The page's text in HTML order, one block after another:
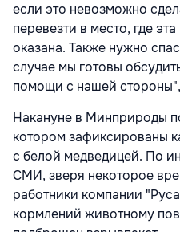
если это невозможно
перевезти в место, где
оказана. Также нужно
случае мы готовы
помощи с нашей
Накануне в Минприроды
котором зафиксированы
с белой медведицей. По
СМИ, зверя некоторое
работники компании
кормлений животному